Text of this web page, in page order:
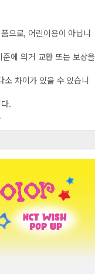
으로, 어린이용이 아닙니
에 의거 교환 또는 보상을
소 차이가 있을 수 있습니
.